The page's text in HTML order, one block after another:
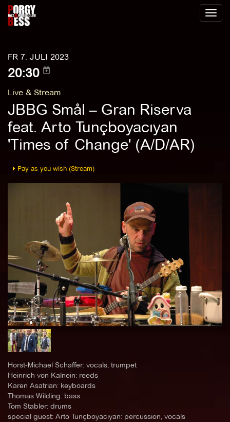
Toggle
FR 7. JULI 2023
20:30
Live & Stream
JBBG Smål – Gran Riserva
feat. Arto Tunçboyacıyan
'Times of Change' (A/D/AR)
Pay as you wish (Stream)
Horst-Michael Schaffer: vocals, trumpet
Heinrich von Kalnein: reeds
Karen Asatrian: keyboards
Thomas Wilding: bass
Tom Stabler: drums
special guest: Arto Tunçboyacıyan: percussion, vocals